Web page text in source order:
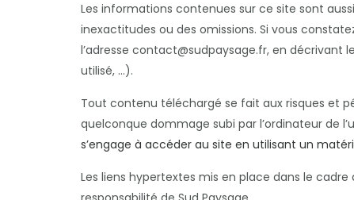
Les informations contenues sur ce site sont
inexactitudes ou des omissions. Si vous
l’adresse contact@sudpaysage.fr, en décrivant
utilisé, …).
Tout contenu téléchargé se fait aux risques et
quelconque dommage subi par l’ordinateur de
s’engage à accéder au site en utilisant un
Les liens hypertextes mis en place dans le